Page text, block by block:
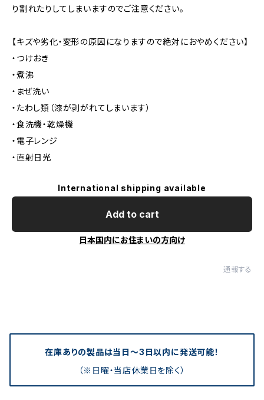
り割れたりしてしまいますのでご注意ください。
【キズや劣化・変形の原因になりますので絶対におやめください】
・つけおき
・煮沸
・まぜ洗い
・たわし類（漆が剥がれてしまいます）
・食洗機・乾燥機
・電子レンジ
・直射日光
International shipping available
Add to cart
日本国内にお住まいの方向け
通報する
在庫ありの製品は当日〜3日以内に発送可能！
（※日曜・当店休業日を除く）